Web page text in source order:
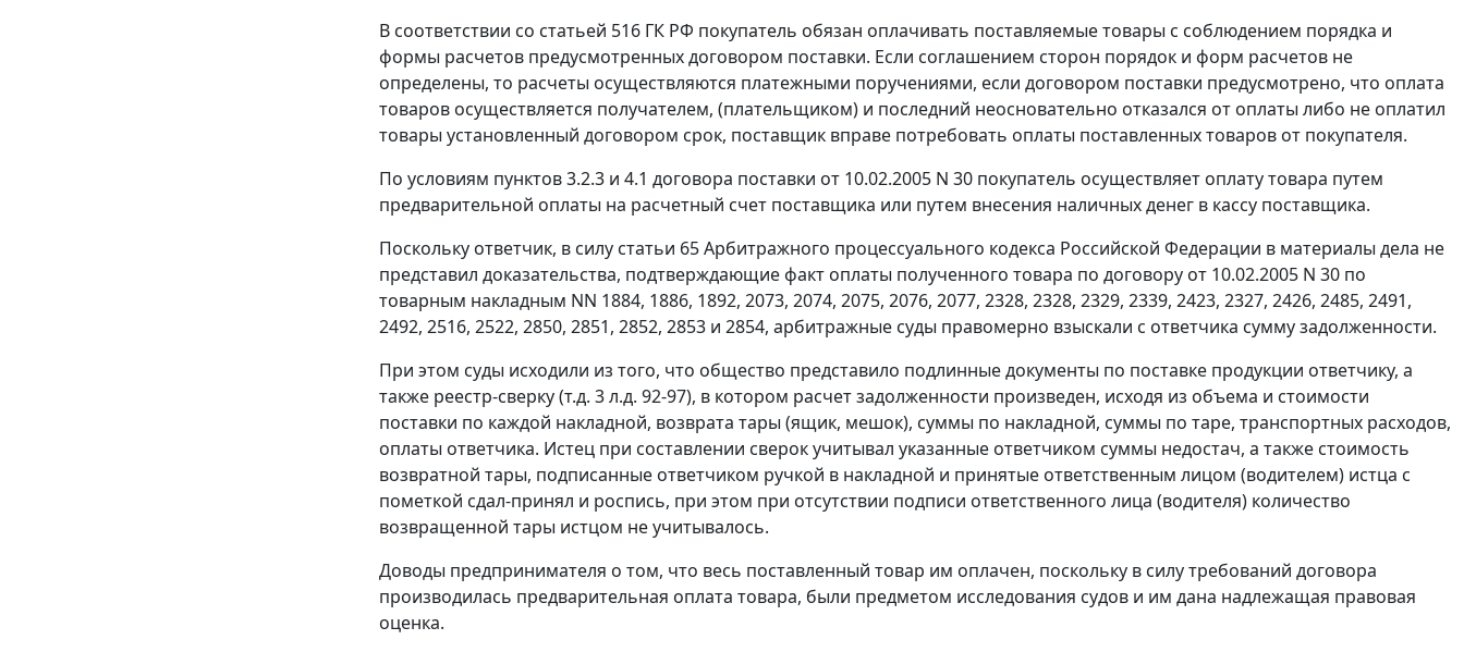
В соответствии со статьей 516 ГК РФ покупатель обязан оплачивать поставляемые товары с соблюдением порядка и
формы расчетов предусмотренных договором поставки. Если соглашением сторон порядок и форм расчетов не
определены, то расчеты осуществляются платежными поручениями, если договором поставки предусмотрено, что оплата
товаров осуществляется получателем, (плательщиком) и последний неосновательно отказался от оплаты либо не оплатил
товары установленный договором срок, поставщик вправе потребовать оплаты поставленных товаров от покупателя.
По условиям пунктов 3.2.3 и 4.1 договора поставки от 10.02.2005 N 30 покупатель осуществляет оплату товара путем
предварительной оплаты на расчетный счет поставщика или путем внесения наличных денег в кассу поставщика.
Поскольку ответчик, в силу статьи 65Арбитражного процессуального кодекса Российской Федерации в материалы дела не
представил доказательства, подтверждающие факт оплаты полученного товара по договору от 10.02.2005 N 30 по
товарным накладным NN 1884, 1886, 1892, 2073, 2074, 2075, 2076, 2077, 2328, 2328, 2329, 2339, 2423, 2327, 2426, 2485, 2491,
2492, 2516, 2522, 2850, 2851, 2852, 2853 и 2854, арбитражные суды правомерно взыскали с ответчика сумму задолженности.
При этом суды исходили из того, что общество представило подлинные документы по поставке продукции ответчику, а
также реестр-сверку (т.д. 3 л.д. 92-97), в котором расчет задолженности произведен, исходя из объема и стоимости
поставки по каждой накладной, возврата тары (ящик, мешок), суммы по накладной, суммы по таре, транспортных расходов,
оплаты ответчика. Истец при составлении сверок учитывал указанные ответчиком суммы недостач, а также стоимость
возвратной тары, подписанные ответчиком ручкой в накладной и принятые ответственным лицом (водителем) истца с
пометкой сдал-принял и роспись, при этом при отсутствии подписи ответственного лица (водителя) количество
возвращенной тары истцом не учитывалось.
Доводы предпринимателя о том, что весь поставленный товар им оплачен, поскольку в силу требований договора
производилась предварительная оплата товара, были предметом исследования судов и им дана надлежащая правовая
оценка.